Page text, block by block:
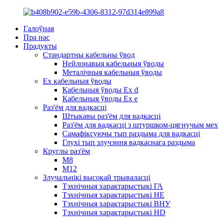
Галоўная
Пра нас
Прадукты
Стандартны кабельны ўвод
Нейлонавыя кабельныя ўводы
Металічныя кабельныя ўводы
Ex кабельныя ўводы
Кабельныя ўводы Ex d
Кабельныя ўводы Ex e
Раз'ём для вадкасці
Штыкавы раз'ём для вадкасці
Раз'ём для вадкасці з штуршком-цягнучым
Самафіксуючы тып раздыма для вадкасці
Глухі тып злучэння вадкаснага раздыма
Круглы раз'ём
M8
М12
Злучальнікі высокай трываласці
Тэхнічныя характарыстыкі ГА
Тэхнічныя характарыстыкі HE
Тэхнічныя характарыстыкі ВНУ
Тэхнічныя характарыстыкі HD